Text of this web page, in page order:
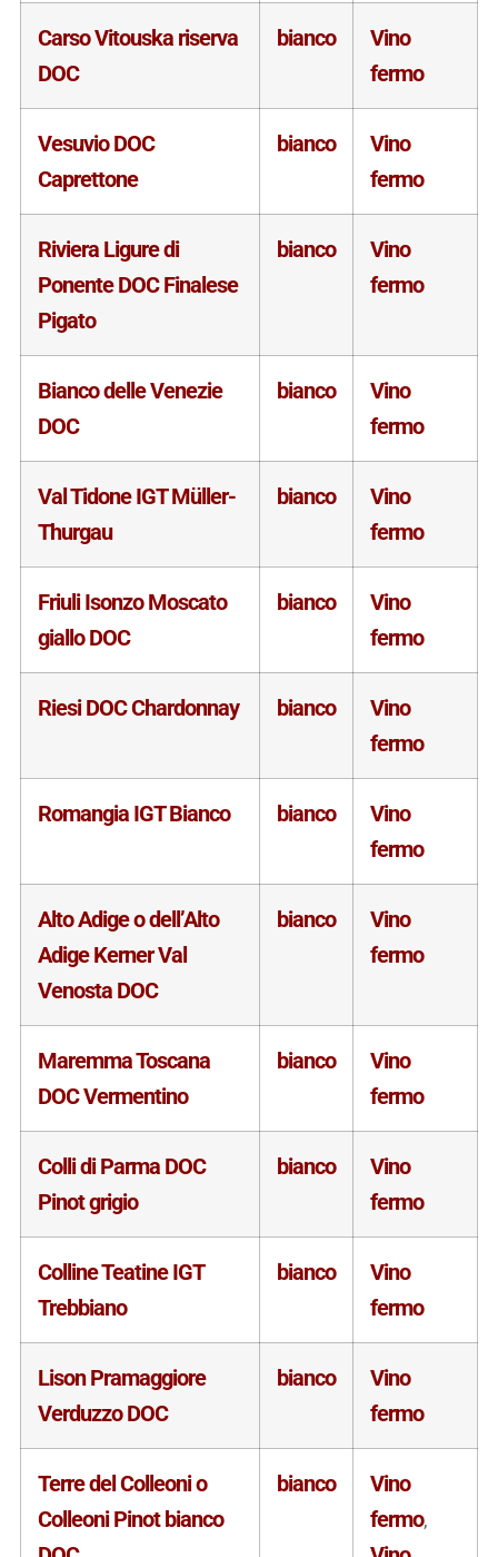
Carso Vitouska riserva
DOC
bianco
Vino
fermo
Vesuvio DOC
Caprettone
bianco
Vino
fermo
Riviera Ligure di
Ponente DOC Finalese
Pigato
bianco
Vino
fermo
Bianco delle Venezie
DOC
bianco
Vino
fermo
Val Tidone IGT Müller-
Thurgau
bianco
Vino
fermo
Friuli Isonzo Moscato
giallo DOC
bianco
Vino
fermo
Riesi DOC Chardonnay bianco
Vino
fermo
Romangia IGT Bianco bianco
Vino
fermo
Alto Adige o dell’Alto
Adige Kerner Val
Venosta DOC
bianco
Vino
fermo
Maremma Toscana
DOC Vermentino
bianco
Vino
fermo
Colli di Parma DOC
Pinot grigio
bianco
Vino
fermo
Colline Teatine IGT
Trebbiano
bianco
Vino
fermo
Lison Pramaggiore
Verduzzo DOC
bianco
Vino
fermo
Terre del Colleoni o
Colleoni Pinot bianco
bianco
Vino
fermo,